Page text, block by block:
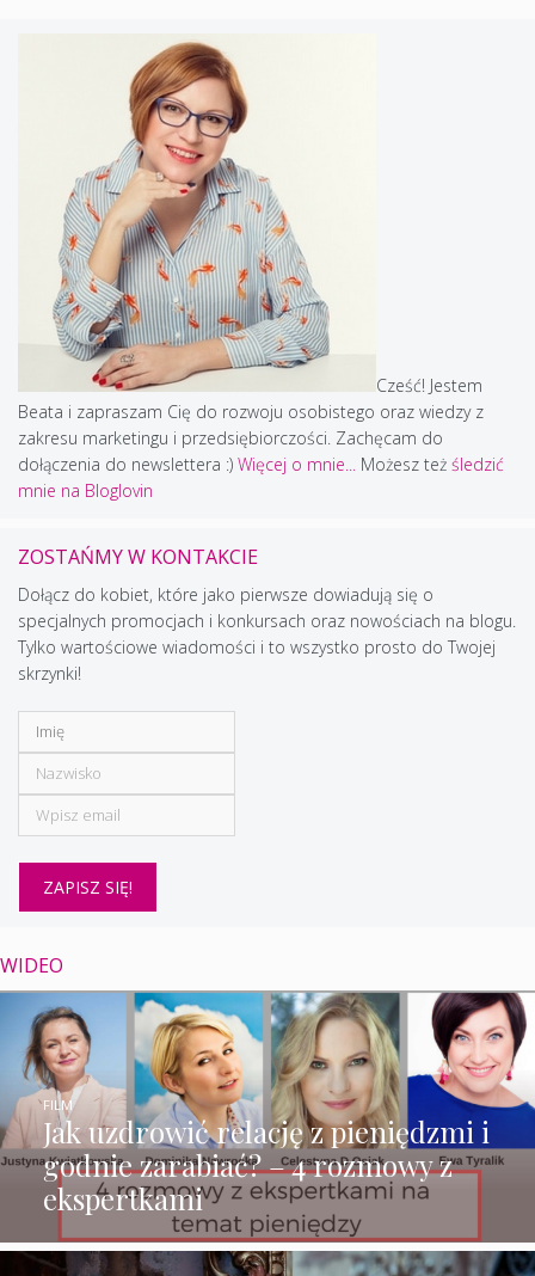
Cześć! Jestem
Beata i zapraszam Cię do rozwoju osobistego oraz wiedzy z
zakresu marketingu i przedsiębiorczości. Zachęcam do
dołączenia do newslettera :) Więcej o mnie... Możesz też śledzić
mnie na Bloglovin
ZOSTAŃMY W KONTAKCIE
Dołącz do kobiet, które jako pierwsze dowiadują się o
specjalnych promocjach i konkursach oraz nowościach na blogu.
Tylko wartościowe wiadomości i to wszystko prosto do Twojej
skrzynki!
WIDEO
Jak uzdrowić relację z pieniędzmi i
godnie zarabiać? – 4 rozmowy z
ekspertkami
FILM